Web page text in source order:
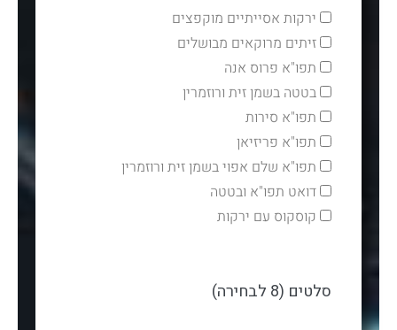
ירקות אסייתיים מוקפצים
זיתים מרוקאים מבושלים
תפו"א פרוס אנה
בטטה בשמן זית ורוזמרין
תפו"א סירות
תפו"א פריזיאן
תפו"א שלם אפוי בשמן זית ורוזמרין
דואט תפו"א ובטטה
קוסקוס עם ירקות
סלטים (8 לבחירה)